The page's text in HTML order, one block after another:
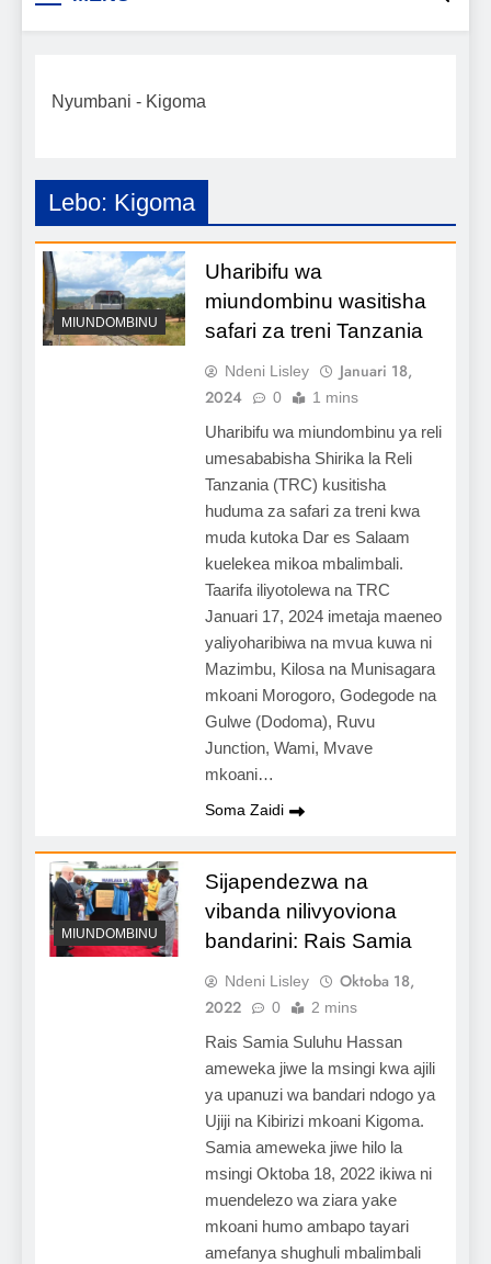
mafanikio yako.
Nyumbani - Kigoma
Lebo: Kigoma
MIUNDOMBINU
Uharibifu wa
miundombinu wasitisha
safari za treni Tanzania
Ndeni Lisley
Januari 18,
2024
0 1 mins
Uharibifu wa miundombinu ya reli
umesababisha Shirika la Reli
Tanzania (TRC) kusitisha
huduma za safari za treni kwa
muda kutoka Dar es Salaam
kuelekea mikoa mbalimbali.
Taarifa iliyotolewa na TRC
Januari 17, 2024 imetaja maeneo
yaliyoharibiwa na mvua kuwa ni
Mazimbu, Kilosa na Munisagara
mkoani Morogoro, Godegode na
Gulwe (Dodoma), Ruvu
Junction, Wami, Mvave
mkoani…
Soma Zaidi
MIUNDOMBINU
Sijapendezwa na
vibanda nilivyoviona
bandarini: Rais Samia
Ndeni Lisley
Oktoba 18,
2022
0 2 mins
Rais Samia Suluhu Hassan
ameweka jiwe la msingi kwa ajili
ya upanuzi wa bandari ndogo ya
Ujiji na Kibirizi mkoani Kigoma.
Samia ameweka jiwe hilo la
msingi Oktoba 18, 2022 ikiwa ni
muendelezo wa ziara yake
mkoani humo ambapo tayari
amefanya shughuli mbalimbali